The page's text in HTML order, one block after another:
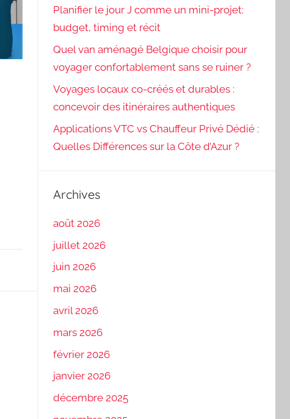
Planifier le jour J comme un mini-projet:
budget, timing et récit
Quel van aménagé Belgique choisir pour
voyager confortablement sans se ruiner ?
Voyages locaux co-créés et durables :
concevoir des itinéraires authentiques
Applications VTC vs Chauffeur Privé Dédié :
Quelles Différences sur la Côte d’Azur ?
Archives
août 2026
juillet 2026
juin 2026
mai 2026
avril 2026
mars 2026
février 2026
janvier 2026
décembre 2025